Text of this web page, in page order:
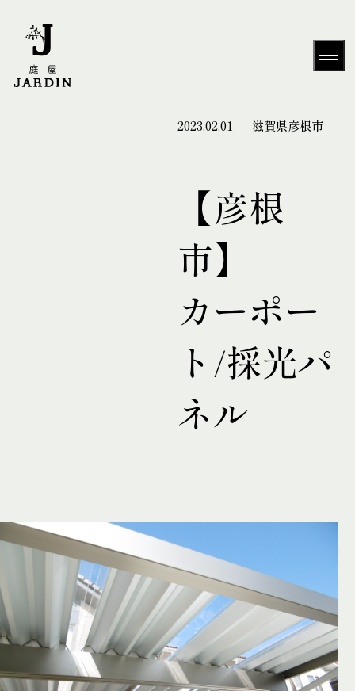
2023.02.01 滋賀県彦根市
【彦根
市】
カーポー
ト/採光パ
ネル
About Us
Gallery
Blog
Access